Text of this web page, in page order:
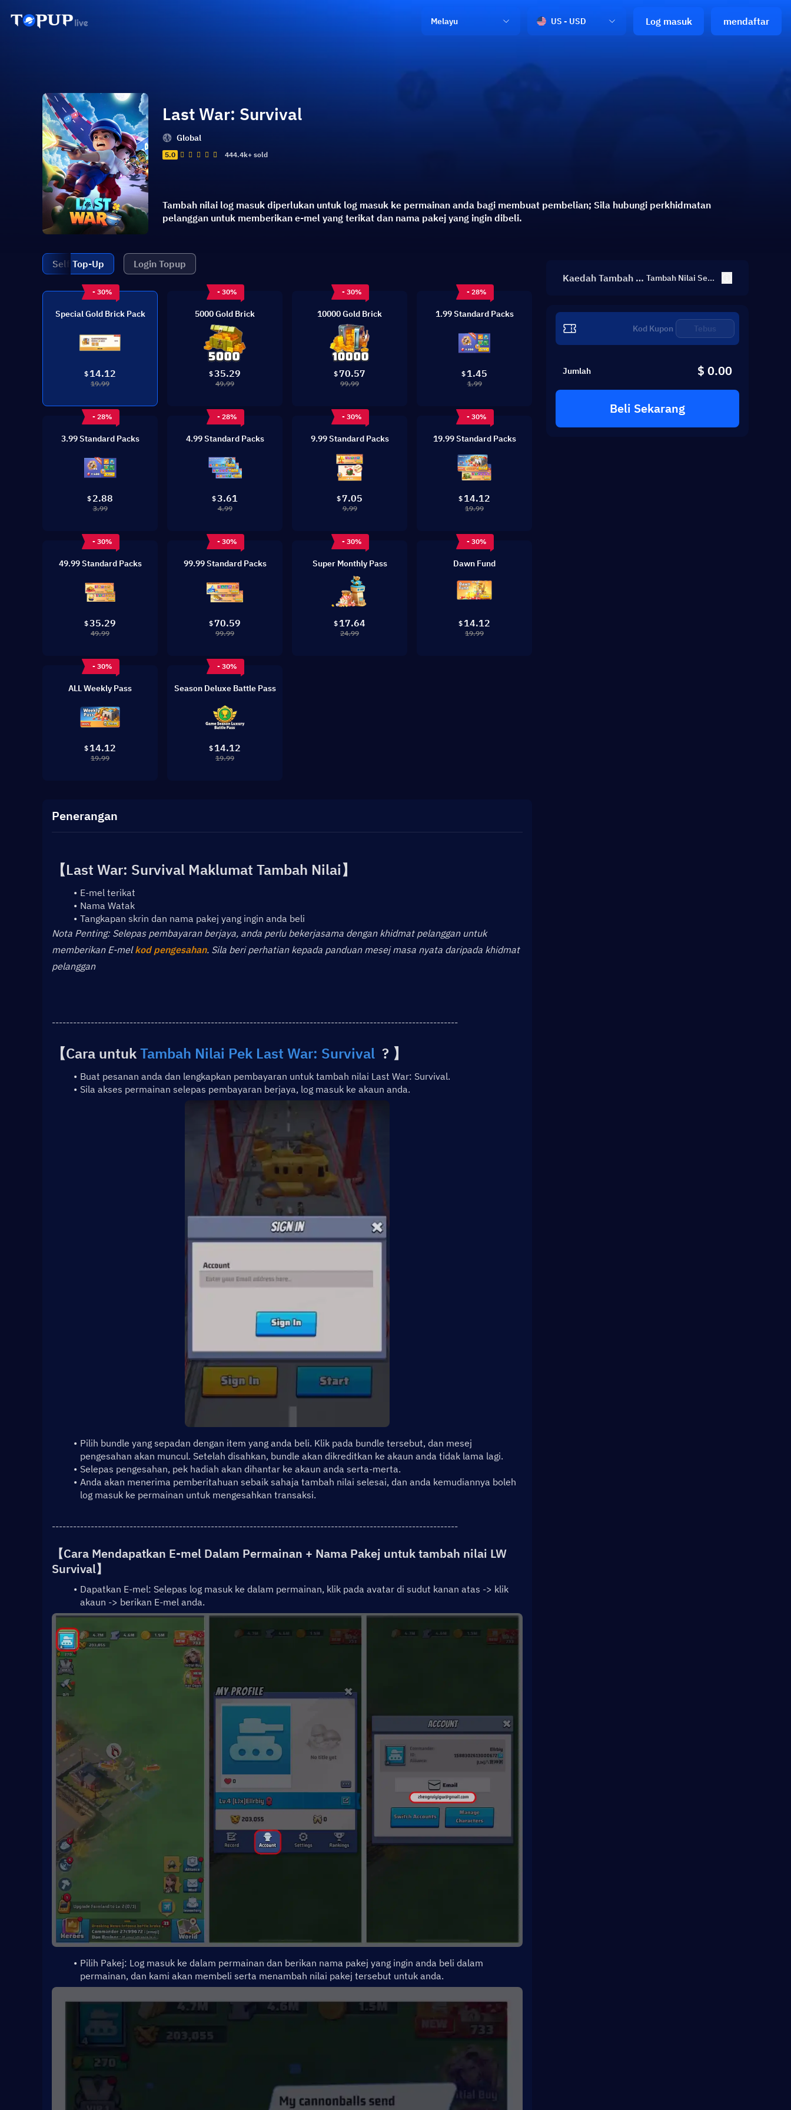
Melayu US - USD Log masuk mendaftar
Last War: Survival
Global
5.0 444.4k+ sold
Tambah nilai log masuk diperlukan untuk log masuk ke permainan anda bagi membuat pembelian; Sila hubungi perkhidmatan
pelanggan untuk memberikan e-mel yang terikat dan nama pakej yang ingin dibeli.
Self Top-Up Login Topup
- 30%
Special Gold Brick Pack
$ 14.12
19.99
- 30%
5000 Gold Brick
$35.29
49.99
- 30%
10000 Gold Brick
$ 70.57
99.99
- 28%
1.99 Standard Packs
$ 1.45
1.99
- 28%
3.99 Standard Packs
$ 2.88
3.99
- 28%
4.99 Standard Packs
$3.61
4.99
- 30%
9.99 Standard Packs
$ 7.05
9.99
- 30%
19.99 Standard Packs
$ 14.12
19.99
- 30%
49.99 Standard Packs
$35.29
49.99
- 30%
99.99 Standard Packs
$ 70.59
99.99
- 30%
Super Monthly Pass
$ 17.64
24.99
- 30%
Dawn Fund
$ 14.12
19.99
- 30%
ALL Weekly Pass
$ 14.12
19.99
- 30%
Season Deluxe Battle Pass
$ 14.12
19.99
Penerangan
【Last War: Survival Maklumat Tambah Nilai】
E-mel terikat
Nama Watak
Tangkapan skrin dan nama pakej yang ingin anda beli
﻿﻿Nota Penting: Selepas pembayaran berjaya, anda perlu bekerjasama dengan khidmat pelanggan untuk
memberikan E-mel kod pengesahan. Sila beri perhatian kepada panduan mesej masa nyata daripada khidmat
pelanggan
-------------------------------------------------------------------------------------------------------------------
【Cara untuk Tambah Nilai Pek Last War: Survival
  ? 】
Buat pesanan anda dan lengkapkan pembayaran untuk tambah nilai Last War: Survival.
Sila akses permainan selepas pembayaran berjaya, log masuk ke akaun anda.
Pilih bundle yang sepadan dengan item yang anda beli. Klik pada bundle tersebut, dan mesej
pengesahan akan muncul. Setelah disahkan, bundle akan dikreditkan ke akaun anda tidak lama lagi.
Selepas pengesahan, pek hadiah akan dihantar ke akaun anda serta-merta.
Anda akan menerima pemberitahuan sebaik sahaja tambah nilai selesai, dan anda kemudiannya boleh
log masuk ke permainan untuk mengesahkan transaksi.
-------------------------------------------------------------------------------------------------------------------
【Cara Mendapatkan E-mel Dalam Permainan + Nama Pakej untuk tambah nilai LW
Survival】
Dapatkan E-mel: Selepas log masuk ke dalam permainan, klik pada avatar di sudut kanan atas -> klik
akaun -> berikan E-mel anda.
Pilih Pakej: Log masuk ke dalam permainan dan berikan nama pakej yang ingin anda beli dalam
permainan, dan kami akan membeli serta menambah nilai pakej tersebut untuk anda.
Kaedah Tambah Ni Tambah Nilai Sen
Tebus
Jumlah $ 0.00
Beli Sekarang